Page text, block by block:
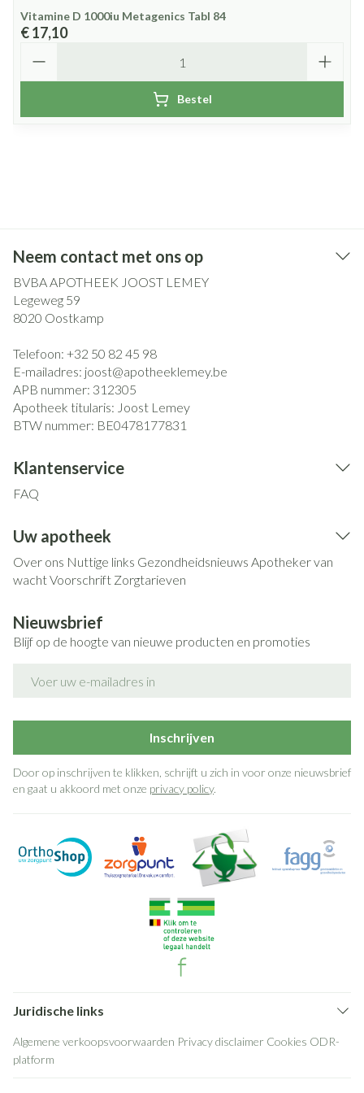
Vitamine D 1000iu Metagenics Tabl 84
€ 17,10
Bestel
Neem contact met ons op
BVBA APOTHEEK JOOST LEMEY
Legeweg 59
8020 Oostkamp
Telefoon: +32 50 82 45 98
E-mailadres: joost@apotheeklemey.be
APB nummer: 312305
Apotheek titularis: Joost Lemey
BTW nummer: BE0478177831
Klantenservice
FAQ
Uw apotheek
Over ons Nuttige links Gezondheidsnieuws Apotheker van
wachtVoorschrift Zorgtarieven
Nieuwsbrief
Blijf op de hoogte van nieuwe producten en promoties
Inschrijven
Door op inschrijven te klikken, schrijft u zich in voor onze nieuwsbrief
en gaat u akkoord met onze privacy policy.
Juridische links
Algemene verkoopsvoorwaarden Privacy disclaimer Cookies ODR-
platform